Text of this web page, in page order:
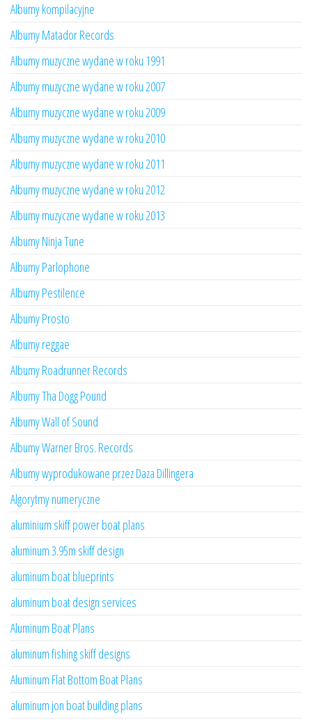
Albumy kompilacyjne
Albumy Matador Records
Albumy muzyczne wydane w roku 1991
Albumy muzyczne wydane w roku 2007
Albumy muzyczne wydane w roku 2009
Albumy muzyczne wydane w roku 2010
Albumy muzyczne wydane w roku 2011
Albumy muzyczne wydane w roku 2012
Albumy muzyczne wydane w roku 2013
Albumy Ninja Tune
Albumy Parlophone
Albumy Pestilence
Albumy Prosto
Albumy reggae
Albumy Roadrunner Records
Albumy Tha Dogg Pound
Albumy Wall of Sound
Albumy Warner Bros. Records
Albumy wyprodukowane przez Daza Dillingera
Algorytmy numeryczne
aluminium skiff power boat plans
aluminum 3.95m skiff design
aluminum boat blueprints
aluminum boat design services
Aluminum Boat Plans
aluminum fishing skiff designs
Aluminum Flat Bottom Boat Plans
aluminum jon boat building plans